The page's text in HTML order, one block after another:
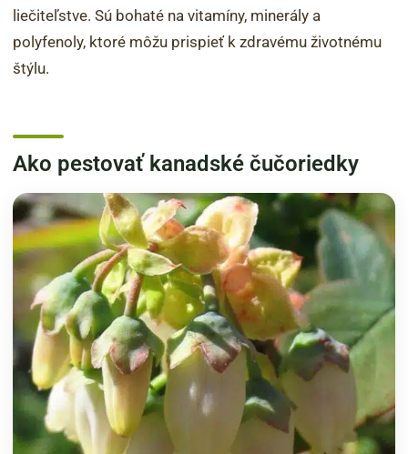
liečiteľstve. Sú bohaté na vitamíny, minerály a
polyfenoly, ktoré môžu prispieť k zdravému životnému
štýlu.
Ako pestovať kanadské čučoriedky